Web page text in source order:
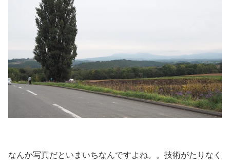
なんか写真だといまいちなんですよね。。技術がたりなく